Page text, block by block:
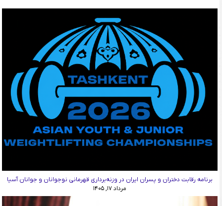
برنامه رقابت دختران و پسران ایران در وزنه‌برداری قهرمانی نوجوانان و جوانان آسیا
مرداد ۱۷, ۱۴۰۵